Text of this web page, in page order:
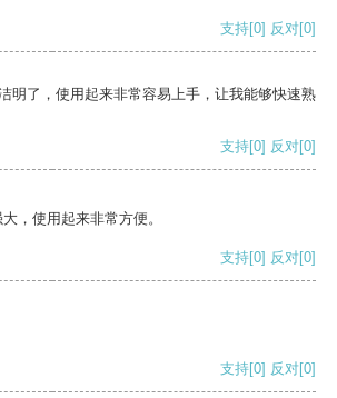
支持[0] 反对[0]
明了，使用起来非常容易上手，让我能够快速熟
支持[0] 反对[0]
，使用起来非常方便。
支持[0] 反对[0]
支持[0] 反对[0]